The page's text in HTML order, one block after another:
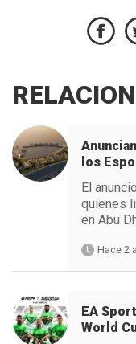
los
El
quienes
en Abu
Hace 2
EA
World